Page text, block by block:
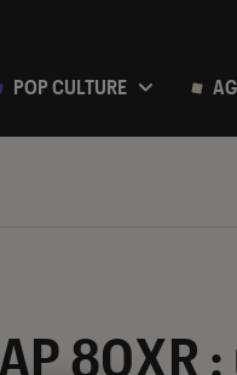
POP CULTURE
80XR :